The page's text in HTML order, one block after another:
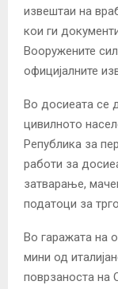
извештаи на
кои ги
Вооружените
официјалните
Во досиеата се
цивилното
Република за
работи за
затварање,
податоци за
Во гаражата на
мини од
поврзаноста на